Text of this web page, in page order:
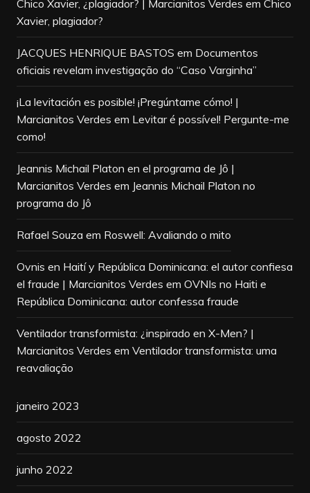
Chico Xavier, ¿plagiador? | Marcianitos Verdes em Chico
Xavier, plagiador?
JACQUES HENRIQUE BASTOS em Documentos
oficiais revelam investigação do “Caso Varginha”
¡La levitación es posible! ¡Pregúntame cómo! |
Marcianitos Verdes em Levitar é possível! Pergunte-me
como!
Jeannis Michail Platon en el programa de Jô |
Marcianitos Verdes em Jeannis Michail Platon no
programa do Jô
Rafael Souza em Roswell: Avaliando o mito
Ovnis en Haití y República Dominicana: el autor confiesa
el fraude | Marcianitos Verdes em OVNIs no Haiti e
República Dominicana: autor confessa fraude
Ventilador transformista: ¿inspirado en X-Men? |
Marcianitos Verdes em Ventilador transformista: uma
reavaliação
janeiro 2023
agosto 2022
junho 2022